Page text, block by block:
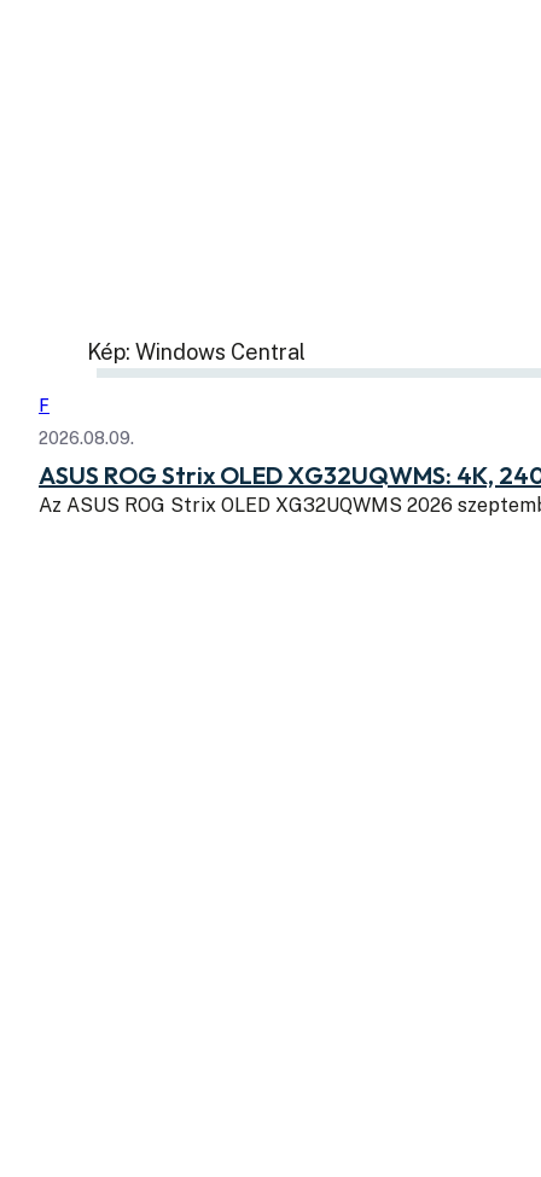
Kép: Windows Central
F
2026.08.09.
ASUS ROG Strix OLED XG32UQWMS: 4K,
Az ASUS ROG Strix OLED XG32UQWMS 2026